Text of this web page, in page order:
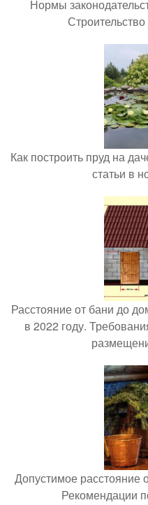
Нормы
Как построить пруд на
статьи в
Расстояние от бани до
в 2022 году.
Допустимое расстояние
Рекомендации